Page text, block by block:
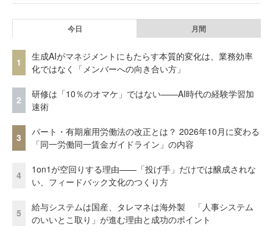
今日 月間
1
生成AIがマネジメントにもたらす本質的変化は、業務効率
化ではなく「メンバーへの向き合い方」
2
研修は「10％のオマケ」ではない——AI時代の経験学習加
速術
3
パート・有期雇用労働法の改正とは？ 2026年10月に変わる
「同一労働同一賃金ガイドライン」の内容
4
1on1が空回りする理由——「投げ手」だけでは醸成されな
い、フィードバック文化のつくり方
5
給与システムは国産、タレマネは海外製 「人事システム
のいいとこ取り」が進む理由と成功のポイント